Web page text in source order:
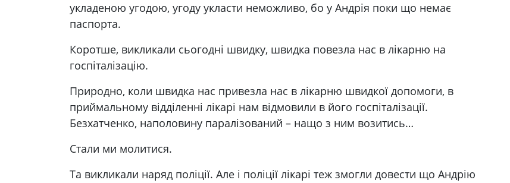
укладеною угодою, угоду укласти неможливо, бо у Андрія поки що немає
паспорта.
Коротше, викликали сьогодні швидку, швидка повезла нас в лікарню на
госпіталізацію.
Природно, коли швидка нас привезла нас в лікарню швидкої допомоги, в
приймальному відділенні лікарі нам відмовили в його госпіталізації.
Безхатченко, наполовину паралізований – нащо з ним возитись…
Стали ми молитися.
Та викликали наряд поліції. Але і поліції лікарі теж змогли довести що Андрію